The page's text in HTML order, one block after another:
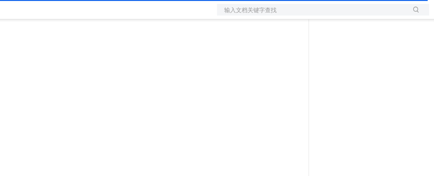
输入文档关键字查找